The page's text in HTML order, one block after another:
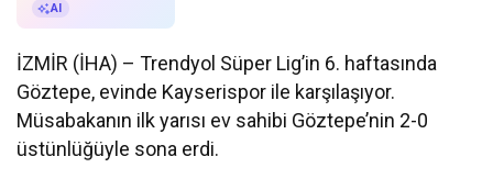
AI
İZMİR (İHA) – Trendyol Süper Lig’in 6. haftasında
Göztepe, evinde Kayserispor ile karşılaşıyor.
Müsabakanın ilk yarısı ev sahibi Göztepe’nin 2-0
üstünlüğüyle sona erdi.